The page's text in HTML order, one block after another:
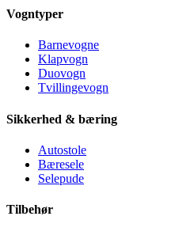
Vogntyper
Barnevogne
Klapvogn
Duovogn
Tvillingevogn
Sikkerhed & bæring
Autostole
Bæresele
Selepude
Tilbehør